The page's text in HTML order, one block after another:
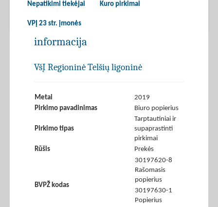
Nepatikimi tiekėjai Kuro pirkimai
VPĮ 23 str. įmonės
informacija
VšĮ Regioninė Telšių ligoninė
Metai
2019
Pirkimo pavadinimas
Biuro popierius
Pirkimo tipas
Tarptautiniai ir
supaprastinti
pirkimai
Rūšis
Prekės
BVPŽ kodas
30197620-8
Rašomasis
popierius
30197630-1
Popierius